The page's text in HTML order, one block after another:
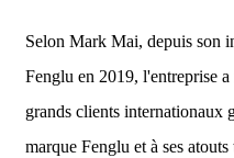
Selon Mark Mai, depuis son
Fenglu en 2019, l'entreprise
grands clients internationaux
marque Fenglu et à ses